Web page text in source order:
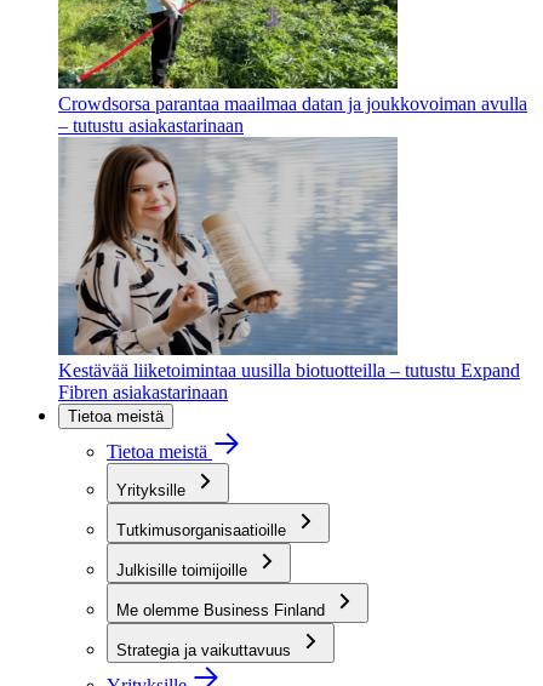
Crowdsorsa parantaa maailmaa datan ja joukkovoiman avulla
– tutustu asiakastarinaan
Kestävää liiketoimintaa uusilla biotuotteilla – tutustu Expand
Fibren asiakastarinaan
Tietoa meistä
Tietoa meistä
Yrityksille
Tutkimusorganisaatioille
Julkisille toimijoille
Me olemme Business Finland
Strategia ja vaikuttavuus